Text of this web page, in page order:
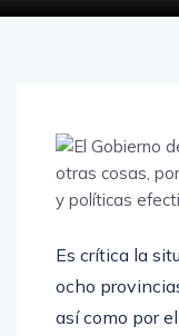
Es crítica la
ocho
así como por